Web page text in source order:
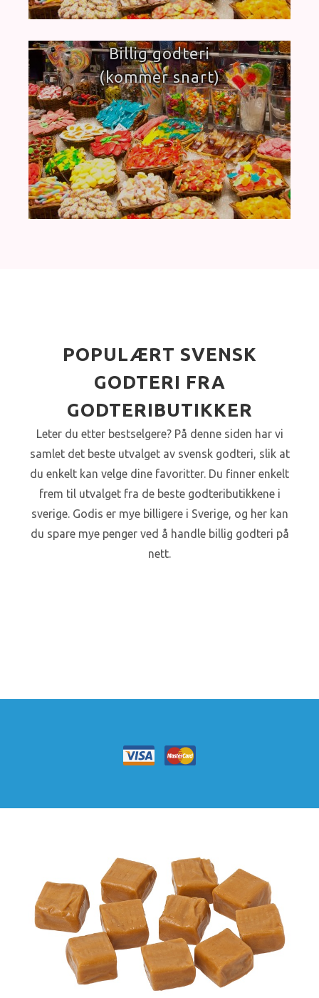
Billig godteri
(kommer snart)
POPULÆRT SVENSK
GODTERI FRA
GODTERIBUTIKKER
Leter du etter bestselgere? På denne siden har vi
samlet det beste utvalget av svensk godteri, slik at
du enkelt kan velge dine favoritter. Du finner enkelt
frem til utvalget fra de beste godteributikkene i
sverige. Godis er mye billigere i Sverige, og her kan
du spare mye penger ved å handle billig godteri på
nett.